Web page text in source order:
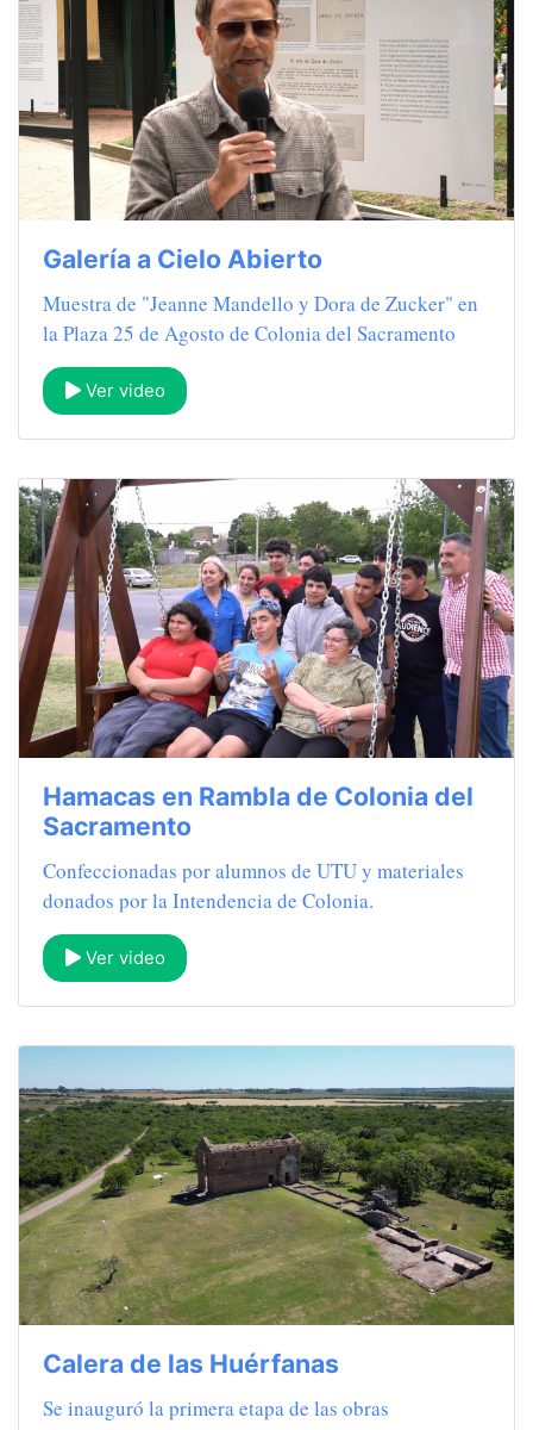
Galería a Cielo Abierto
Muestra de "Jeanne Mandello y Dora de Zucker" en
la Plaza 25 de Agosto de Colonia del Sacramento
Ver video
Hamacas en Rambla de Colonia del
Sacramento
Confeccionadas por alumnos de UTU y materiales
donados por la Intendencia de Colonia.
Ver video
Calera de las Huérfanas
Se inauguró la primera etapa de las obras